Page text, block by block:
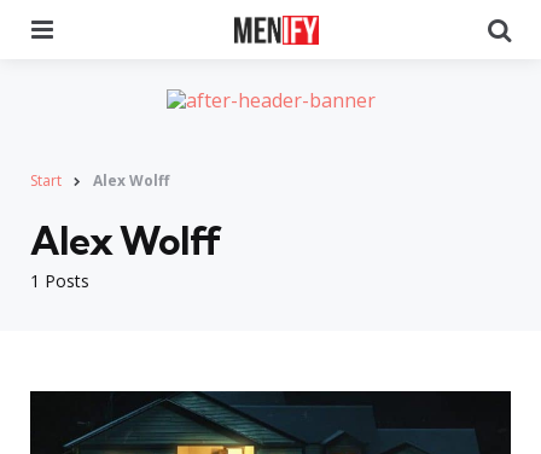
Start Alex Wolff
1 Posts
Alex Wolff